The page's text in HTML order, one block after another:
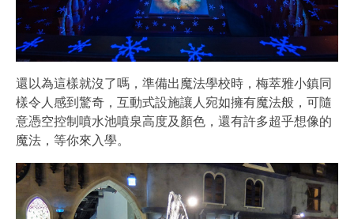
還以為這樣就沒了嗎，準備出魔法學校時，梅萃雅小鎮同
樣令人感到驚奇，互動式設施讓人宛如擁有魔法般，可隨
意憑空控制噴水池噴泉高度及顏色，還有許多超乎想像的
魔法，等你來入學。